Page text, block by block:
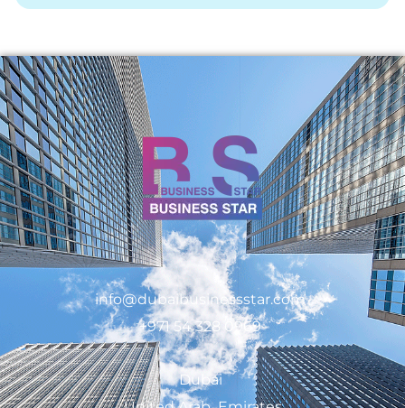
info@dubaibusinessstar.com
+971 54 328 0969
Dubai